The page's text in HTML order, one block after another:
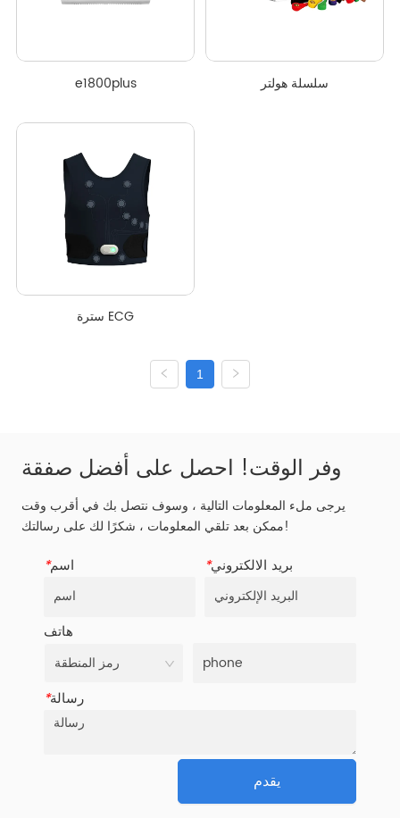
e1800plus سلسلة هولتر
سترة ECG
1
وفر الوقت! احصل على أفضل صفقة
يرجى ملء المعلومات التالية ، وسوف نتصل بك في أقرب وقت
ممكن بعد تلقي المعلومات ، شكرًا لك على رسالتك!
*اسم *بريد الالكتروني
هاتف
*رسالة
يقدم